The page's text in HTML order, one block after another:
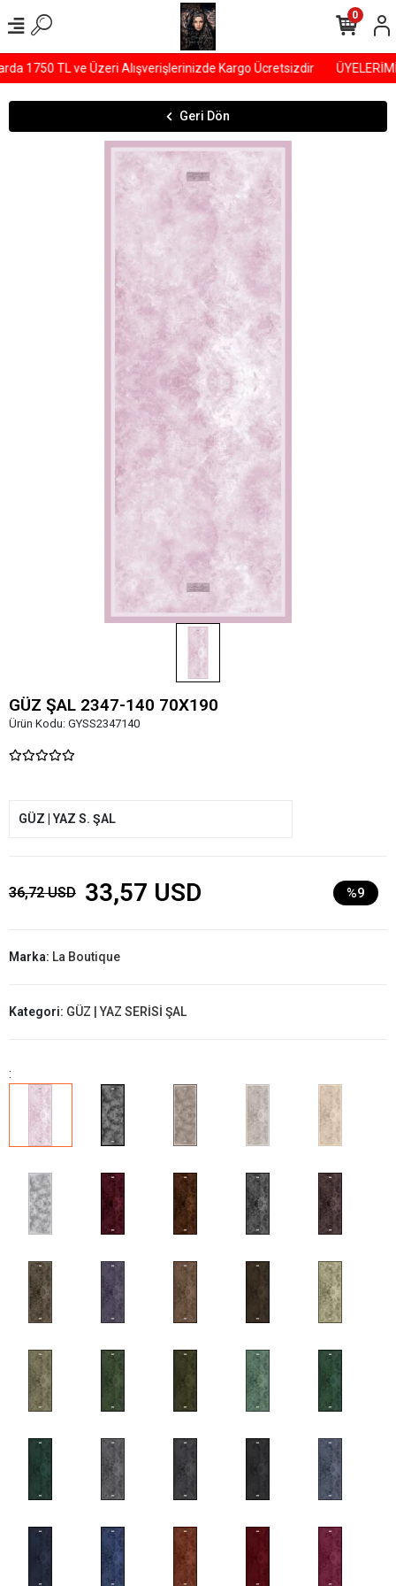
1750 TL ve Üzeri Alışverişlerinizde Kargo Ücretsizdir
0
Geri Dön
GÜZ ŞAL 2347-140 70X190
Ürün Kodu: GYSS2347140
GÜZ | YAZ S. ŞAL
36,72 USD 33,57 USD %9
Marka: La Boutique
Kategori: GÜZ | YAZ SERİSİ ŞAL
: